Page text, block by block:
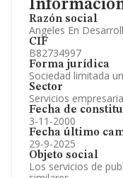
Razón social
Angeles En
CIF
B82734997
Forma jurídica
Sociedad limitada
Sector
Servicios
Fecha de
3-11-2000
Fecha último
29-9-2025
Objeto social
Los servicios de